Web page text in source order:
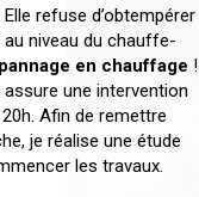
refuse d’obtempérer
niveau du chauffe-
en chauffage !
une intervention
Afin de remettre
je réalise une étude
les travaux.